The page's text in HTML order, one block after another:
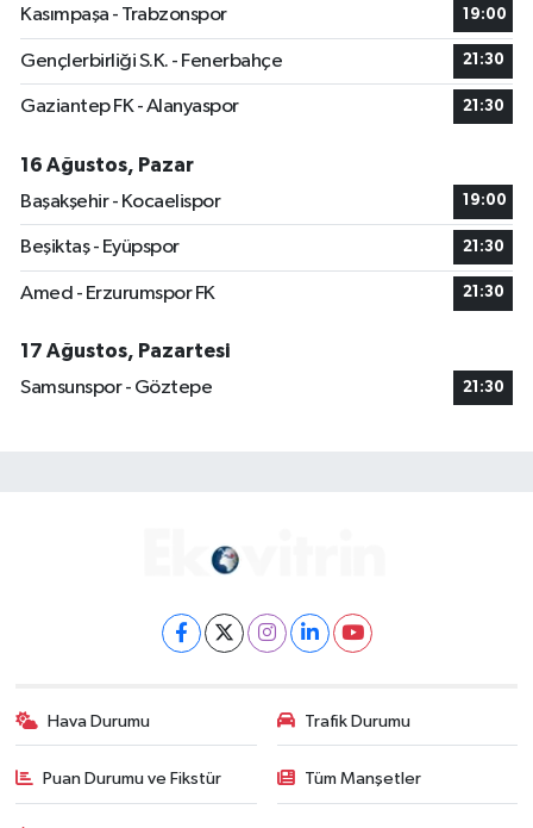
Kasımpaşa - Trabzonspor 19:00
Gençlerbirliği S.K. - Fenerbahçe 21:30
Gaziantep FK - Alanyaspor 21:30
16 Ağustos, Pazar
Başakşehir - Kocaelispor
19:00
Beşiktaş - Eyüpspor 21:30
Amed - Erzurumspor FK 21:30
17 Ağustos, Pazartesi
Samsunspor - Göztepe
21:30
Hava Durumu Trafik Durumu
Puan Durumu ve Fikstür Tüm Manşetler